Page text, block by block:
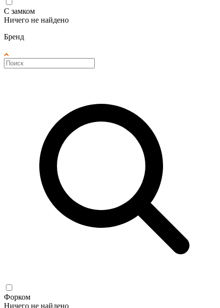
С замком
Ничего не найдено
Бренд
Форком
Ничего не найдено